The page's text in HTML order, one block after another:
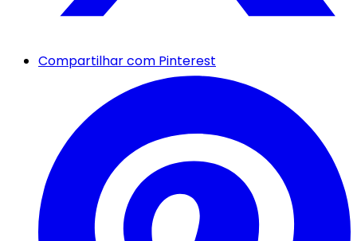
Compartilhar com Pinterest